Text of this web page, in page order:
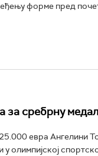
форме пред
за сребрну
евра Ангелини
олимпијској